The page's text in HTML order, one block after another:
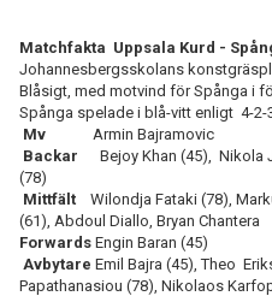
Matchfakta Uppsala Kurd -
Johannesbergsskolans
Blåsigt, med motvind för Spånga i
Spånga spelade i blå-vitt enligt 4-2-
Mv Armin Bajramovic
Backar
Bejoy Khan (45), Nikola
(78)
Mittfält
Wilondja Fataki (78),
(61), Abdoul Diallo, Bryan Chantera
Forwards Engin Baran (45)
Avbytare Emil Bajra (45), Theo
Papathanasiou (78), Nikolaos